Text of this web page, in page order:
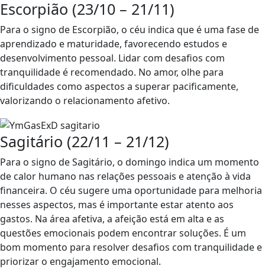
Escorpião (23/10 – 21/11)
Para o signo de Escorpião, o céu indica que é uma fase de
aprendizado e maturidade, favorecendo estudos e
desenvolvimento pessoal. Lidar com desafios com
tranquilidade é recomendado. No amor, olhe para
dificuldades como aspectos a superar pacificamente,
valorizando o relacionamento afetivo.
Sagitário (22/11 – 21/12)
Para o signo de Sagitário, o domingo indica um momento
de calor humano nas relações pessoais e atenção à vida
financeira. O céu sugere uma oportunidade para melhoria
nesses aspectos, mas é importante estar atento aos
gastos. Na área afetiva, a afeição está em alta e as
questões emocionais podem encontrar soluções. É um
bom momento para resolver desafios com tranquilidade e
priorizar o engajamento emocional.